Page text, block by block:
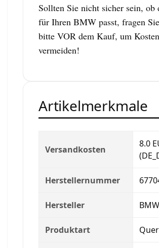
Sollten Sie nicht sicher sein, ob
für Ihren BMW passt, fragen
bitte VOR dem Kauf, um
vermeiden!
Artikelmerkmale
Versandkosten
8.0
Herstellernummer
Hersteller BMW
Produktart